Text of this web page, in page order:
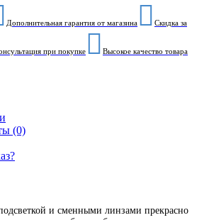
Дополнительная гарантия от магазина Скидка за
при покупке Высокое качество товара
(0)
и сменными линзами прекрасно